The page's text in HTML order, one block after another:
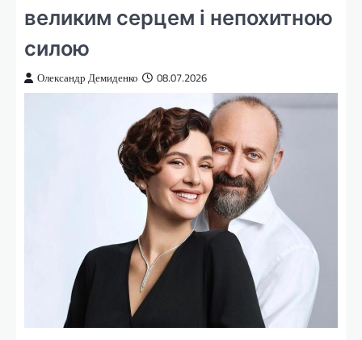
великим серцем і непохитною
силою
Олександр Демиденко 08.07.2026